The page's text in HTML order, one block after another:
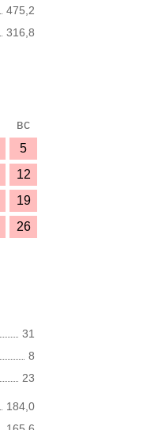
475,2
316,8
вс
5
12
19
26
31
8
23
184,0